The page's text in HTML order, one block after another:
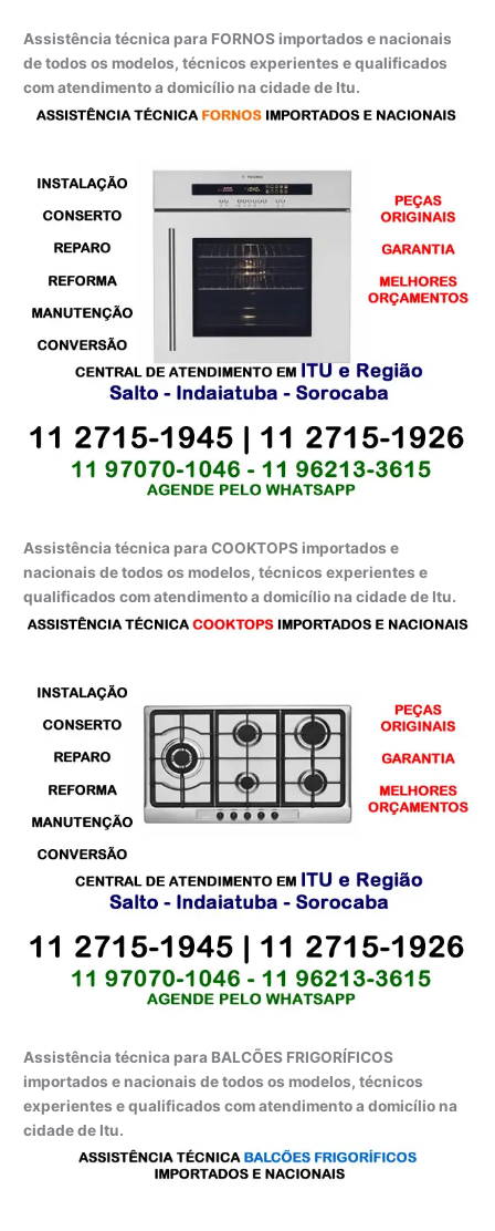
Assistência técnica para FORNOS importados e nacionais
de todos os modelos, técnicos experientes e qualificados
com atendimento a domicílio na cidade de Itu.
Assistência técnica para COOKTOPS importados e
nacionais de todos os modelos, técnicos experientes e
qualificados com atendimento a domicílio na cidade de Itu.
Assistência técnica para BALCÕES FRIGORÍFICOS
importados e nacionais de todos os modelos, técnicos
experientes e qualificados com atendimento a domicílio na
cidade de Itu.